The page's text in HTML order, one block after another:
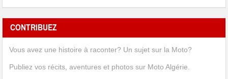
CONTRIBUEZ
Vous avez une histoire à raconter? Un sujet sur la Moto?
Publiez vos récits, aventures et photos sur Moto Algérie.